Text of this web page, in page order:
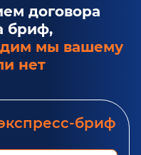
договора
бриф,
мы вашему
нет
бриф